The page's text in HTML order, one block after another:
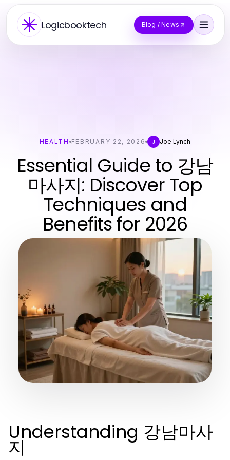
Logicbooktech Blog / News
HEALTH FEBRUARY 22, 2026 J Joe Lynch
Essential Guide to 강남
마사지: Discover Top
Techniques and
Benefits for 2026
Understanding 강남마사
지